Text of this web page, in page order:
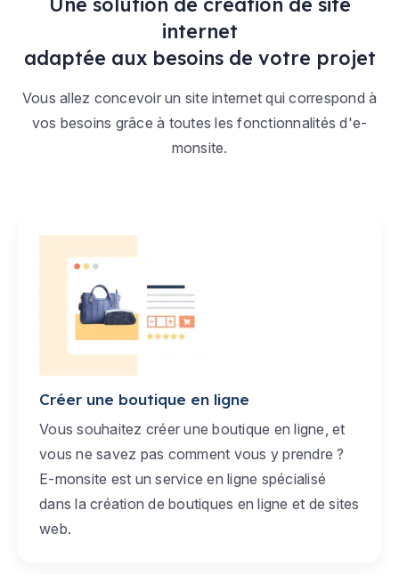
internet
adaptée aux besoins de votre projet
Vous allez concevoir un site internet qui correspond à
vos besoins grâce à toutes les fonctionnalités d'e-
monsite.
Créer une boutique en ligne
Vous souhaitez créer une boutique en ligne, et
vous ne savez pas comment vous y prendre ?
E-monsite est un service en ligne spécialisé
dans la création de boutiques en ligne et de sites
web.